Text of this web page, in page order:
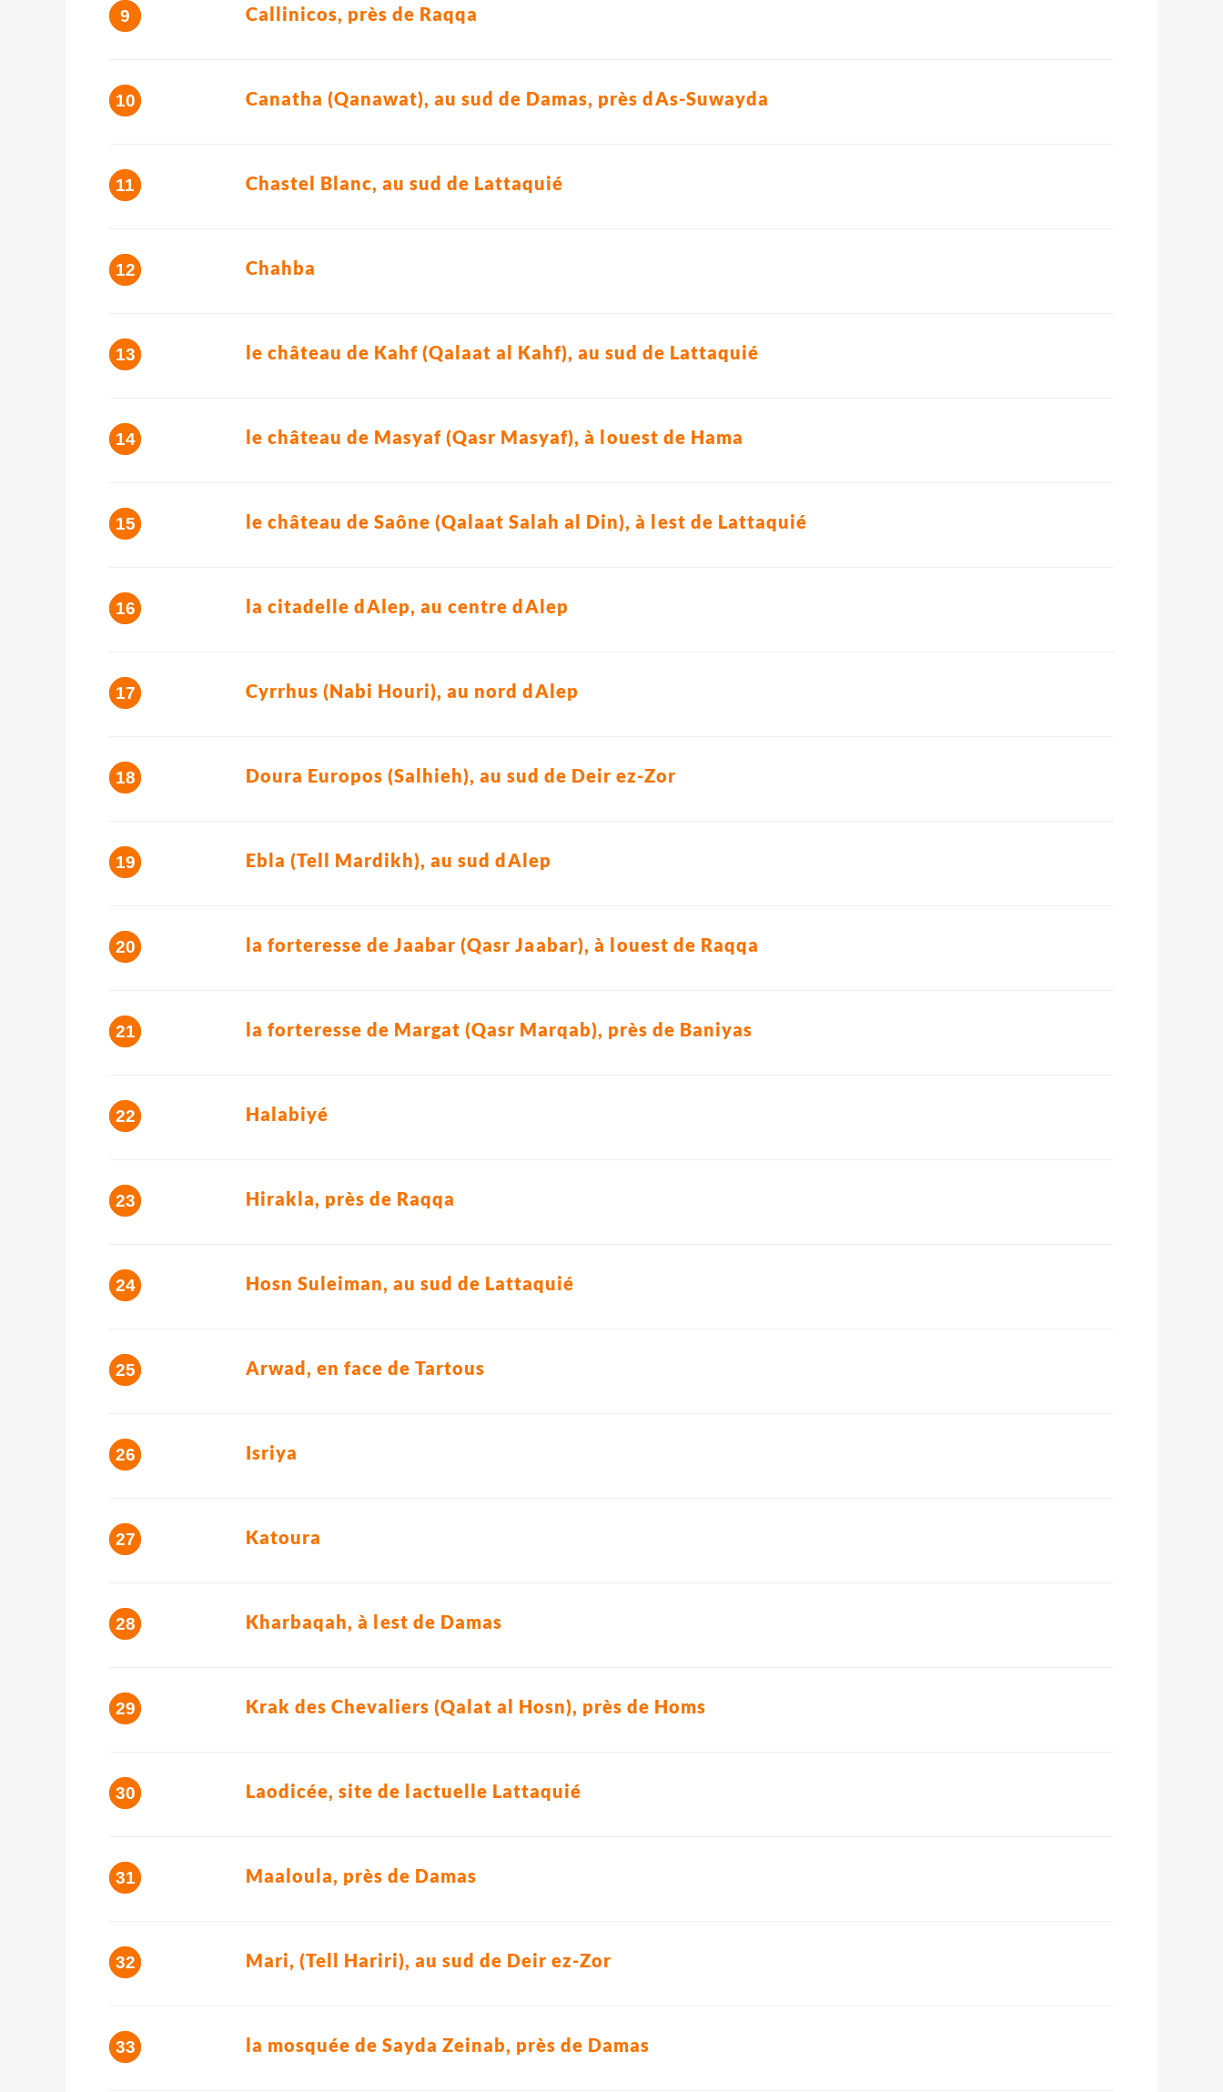
Callinicos, près de Raqqa
Canatha (Qanawat), au sud de Damas, près dAs-Suwayda
Chastel Blanc, au sud de Lattaquié
Chahba
le château de Kahf (Qalaat al Kahf), au sud de Lattaquié
le château de Masyaf (Qasr Masyaf), à louest de Hama
le château de Saône (Qalaat Salah al Din), à lest de Lattaquié
la citadelle dAlep, au centre dAlep
Cyrrhus (Nabi Houri), au nord dAlep
Doura Europos (Salhieh), au sud de Deir ez-Zor
Ebla (Tell Mardikh), au sud dAlep
la forteresse de Jaabar (Qasr Jaabar), à louest de Raqqa
la forteresse de Margat (Qasr Marqab), près de Baniyas
Halabiyé
Hirakla, près de Raqqa
Hosn Suleiman, au sud de Lattaquié
Arwad, en face de Tartous
Isriya
Katoura
Kharbaqah, à lest de Damas
Krak des Chevaliers (Qalat al Hosn), près de Homs
Laodicée, site de lactuelle Lattaquié
Maaloula, près de Damas
Mari, (Tell Hariri), au sud de Deir ez-Zor
la mosquée de Sayda Zeinab, près de Damas